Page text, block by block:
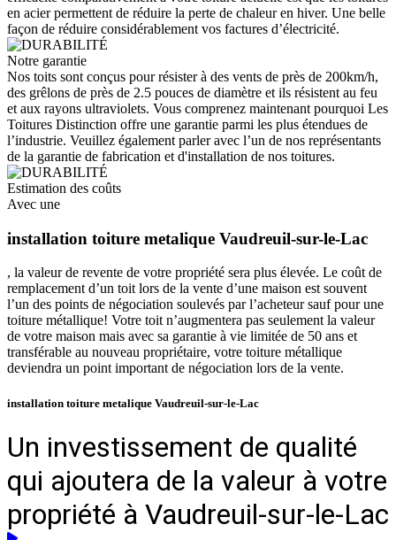
en acier permettent de réduire la perte de chaleur en hiver. Une belle
façon de réduire considérablement vos factures d’électricité.
Notre garantie
Nos toits sont conçus pour résister à des vents de près de 200km/h,
des grêlons de près de 2.5 pouces de diamètre et ils résistent au feu
et aux rayons ultraviolets. Vous comprenez maintenant pourquoi Les
Toitures Distinction offre une garantie parmi les plus étendues de
l’industrie. Veuillez également parler avec l’un de nos représentants
de la garantie de fabrication et d'installation de nos toitures.
Estimation des coûts
Avec une
installation toiture metalique Vaudreuil-sur-le-Lac
, la valeur de revente de votre propriété sera plus élevée. Le coût de
remplacement d’un toit lors de la vente d’une maison est souvent
l’un des points de négociation soulevés par l’acheteur sauf pour une
toiture métallique! Votre toit n’augmentera pas seulement la valeur
de votre maison mais avec sa garantie à vie limitée de 50 ans et
transférable au nouveau propriétaire, votre toiture métallique
deviendra un point important de négociation lors de la vente.
installation toiture metalique Vaudreuil-sur-le-Lac
Un investissement de qualité
qui ajoutera de la valeur à votre
propriété à Vaudreuil-sur-le-Lac